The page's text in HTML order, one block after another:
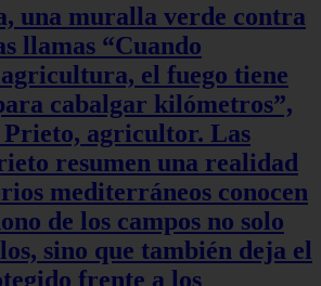
una muralla verde contra
llamas “Cuando
el fuego tiene
cabalgar kilómetros”,
agricultor. Las
resumen una realidad
mediterráneos conocen
de los campos no solo
sino que también deja el
frente a los